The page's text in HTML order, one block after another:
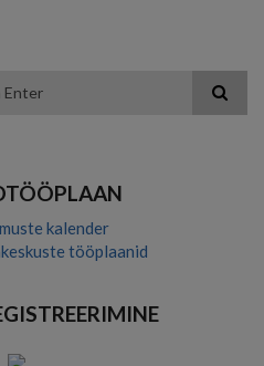
kalender
tööplaanid